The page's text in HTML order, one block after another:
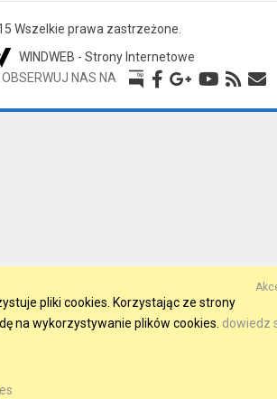
Wszelkie prawa zastrzeżone.
WINDWEB - Strony Internetowe
OBSERWUJ NAS NA
pliki cookies. Korzystając ze strony
na wykorzystywanie plików cookies. dowiedz